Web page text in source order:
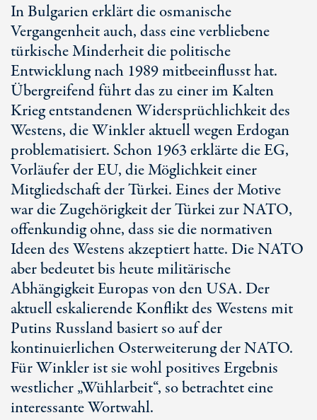
In Bulgarien erklärt die osmanische
Vergangenheit auch, dass eine verbliebene
türkische Minderheit die politische
Entwicklung nach 1989 mitbeeinflusst hat.
Übergreifend führt das zu einer im Kalten
Krieg entstandenen Widersprüchlichkeit des
Westens, die Winkler aktuell wegen Erdogan
problematisiert. Schon 1963 erklärte die EG,
Vorläufer der EU, die Möglichkeit einer
Mitgliedschaft der Türkei. Eines der Motive
war die Zugehörigkeit der Türkei zur NATO,
offenkundig ohne, dass sie die normativen
Ideen des Westens akzeptiert hatte. Die NATO
aber bedeutet bis heute militärische
Abhängigkeit Europas von den USA. Der
aktuell eskalierende Konflikt des Westens mit
Putins Russland basiert so auf der
kontinuierlichen Osterweiterung der NATO.
Für Winkler ist sie wohl positives Ergebnis
westlicher „Wühlarbeit“, so betrachtet eine
interessante Wortwahl.